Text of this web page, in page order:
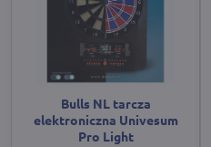
Bulls NL tarcza
elektroniczna Univesum
Pro Light